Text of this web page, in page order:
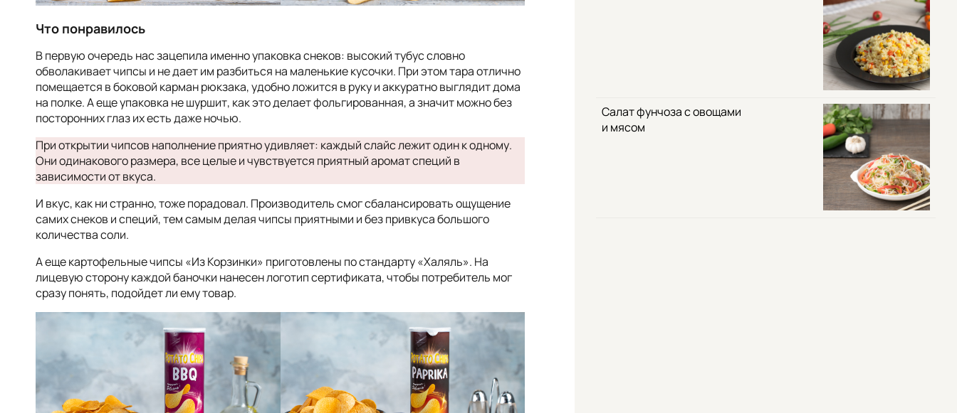
Что понравилось
В первую очередь нас зацепила именно упаковка снеков: высокий тубус словно
обволакивает чипсы и не дает им разбиться на маленькие кусочки. При этом тара отлично
помещается в боковой карман рюкзака, удобно ложится в руку и аккуратно выглядит дома
на полке. А еще упаковка не шуршит, как это делает фольгированная, а значит можно без
посторонних глаз их есть даже ночью.
При открытии чипсов наполнение приятно удивляет: каждый слайс лежит один к одному.
Они одинакового размера, все целые и чувствуется приятный аромат специй в
зависимости от вкуса.
И вкус, как ни странно, тоже порадовал. Производитель смог сбалансировать ощущение
самих снеков и специй, тем самым делая чипсы приятными и без привкуса большого
количества соли.
А еще картофельные чипсы «Из Корзинки» приготовлены по стандарту «Халяль». На
лицевую сторону каждой баночки нанесен логотип сертификата, чтобы потребитель мог
сразу понять, подойдет ли ему товар.
Салат фунчоза с овощами
и мясом